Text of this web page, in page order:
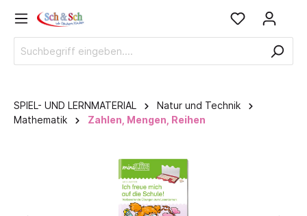
SPIEL- UND LERNMATERIAL
Natur und Technik
Mathematik
Zahlen, Mengen, Reihen